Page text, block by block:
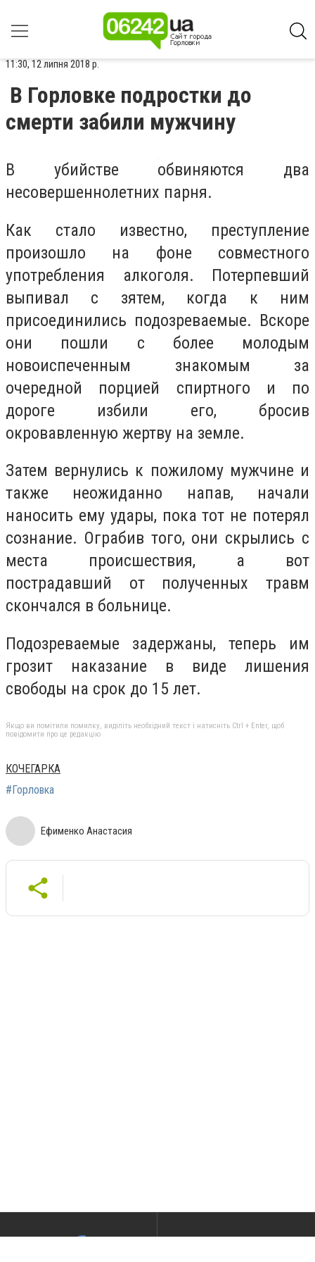
11:30, 12 липня 2018 р.
В Горловке подростки до
смерти забили мужчину
В убийстве обвиняются два
несовершеннолетних парня.
Как стало известно, преступление
произошло на фоне совместного
употребления алкоголя. Потерпевший
выпивал с зятем, когда к ним
присоединились подозреваемые. Вскоре
они пошли с более молодым
новоиспеченным знакомым за
очередной порцией спиртного и по
дороге избили его, бросив
окровавленную жертву на земле.
Затем вернулись к пожилому мужчине и
также неожиданно напав, начали
наносить ему удары, пока тот не потерял
сознание. Ограбив того, они скрылись с
места происшествия, а вот
пострадавший от полученных травм
скончался в больнице.
Подозреваемые задержаны, теперь им
грозит наказание в виде лишения
свободы на срок до 15 лет.
Якщо ви помітили помилку, виділіть необхідний текст і натисніть Ctrl + Enter, щоб
повідомити про це редакцію
КОЧЕГАРКА
#Горловка
Ефименко Анастасия